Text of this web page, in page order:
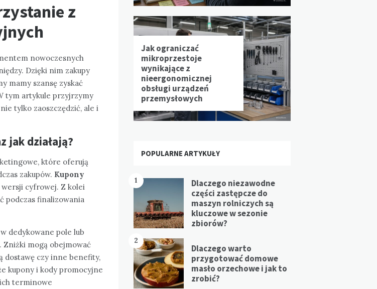
z
nowoczesnych
Dzięki nim zakupy
mamy szansę zyskać
tym artykule przyjrzymy
tylko zaoszczędzić, ale i
jak działają?
które oferują
zakupów. Kupony
cyfrowej. Z kolei
podczas finalizowania
dedykowane pole lub
Zniżki mogą obejmować
dostawę czy inne benefity,
kupony i kody promocyjne
terminowe
Jak ograniczać
mikroprzestoje
wynikające z
nieergonomicznej
obsługi urządzeń
przemysłowych
POPULARNE ARTYKUŁY
1
Dlaczego niezawodne
części zastępcze do
maszyn rolniczych są
kluczowe w sezonie
zbiorów?
2
Dlaczego warto
przygotować domowe
masło orzechowe i jak to
zrobić?